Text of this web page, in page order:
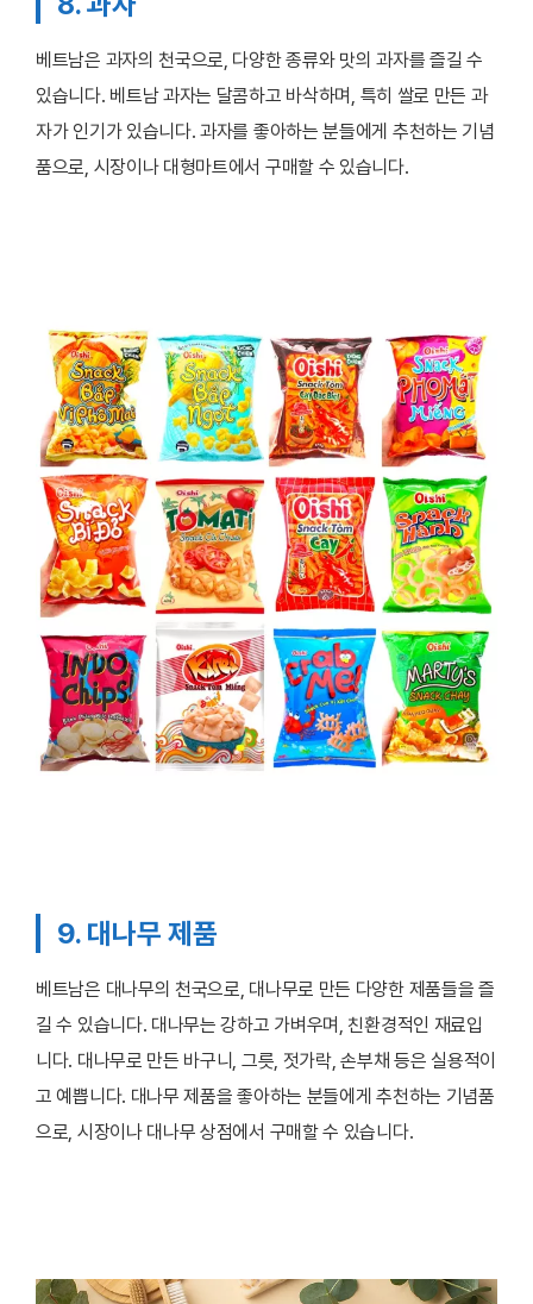
베트남은 과자의 천국으로, 다양한 종류와 맛의 과자를 즐길 수
있습니다. 베트남 과자는 달콤하고 바삭하며, 특히 쌀로 만든 과
자가 인기가 있습니다. 과자를 좋아하는 분들에게 추천하는 기념
품으로, 시장이나 대형마트에서 구매할 수 있습니다.
9. 대나무 제품
베트남은 대나무의 천국으로, 대나무로 만든 다양한 제품들을 즐
길 수 있습니다. 대나무는 강하고 가벼우며, 친환경적인 재료입
니다. 대나무로 만든 바구니, 그릇, 젓가락, 손부채 등은 실용적이
고 예쁩니다. 대나무 제품을 좋아하는 분들에게 추천하는 기념품
으로, 시장이나 대나무 상점에서 구매할 수 있습니다.